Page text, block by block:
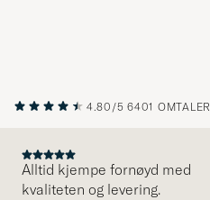
4.80/5 6401 OMTALER
Alltid kjempe fornøyd med
kvaliteten og levering.